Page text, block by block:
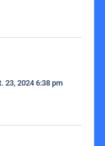
23, 2024 6:38 pm